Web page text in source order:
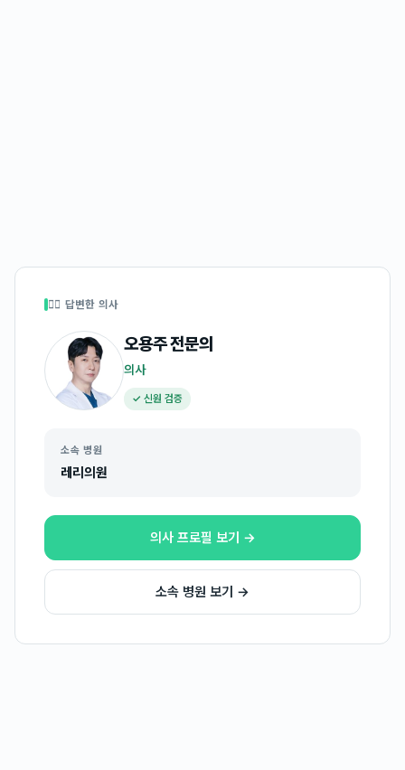
👩‍⚕️ 답변한 의사
오용주전문의
의사
✓ 신원 검증
소속 병원
레리의원
의사 프로필 보기 →
소속 병원 보기 →